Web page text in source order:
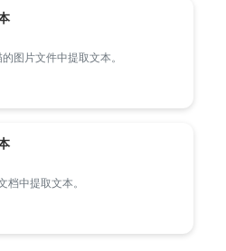
图片文件中提取文本。
档中提取文本。